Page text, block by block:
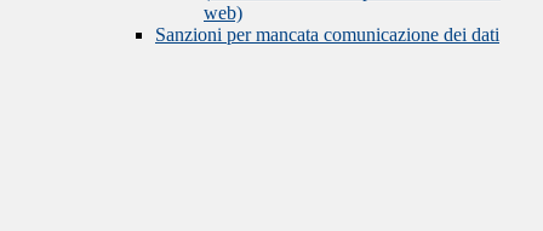
web)
Sanzioni per mancata comunicazione dei dati